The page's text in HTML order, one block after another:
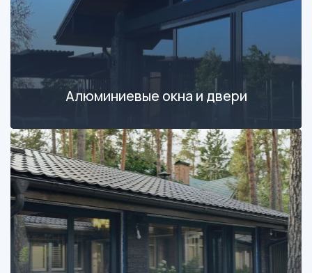
Алюминиевые окна и двери